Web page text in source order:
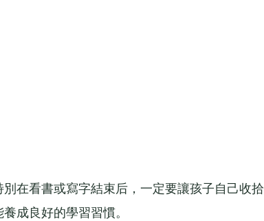
看書或寫字結束后，一定要讓孩子自己收拾
成良好的學習習慣。